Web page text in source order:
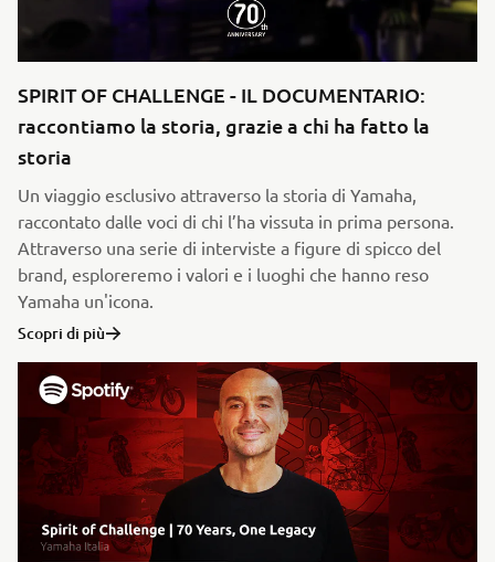
SPIRIT OF CHALLENGE - IL DOCUMENTARIO:
raccontiamo la storia, grazie a chi ha fatto la
storia
Un viaggio esclusivo attraverso la storia di Yamaha,
raccontato dalle voci di chi l’ha vissuta in prima persona.
Attraverso una serie di interviste a figure di spicco del
brand, esploreremo i valori e i luoghi che hanno reso
Yamaha un'icona.
Scopri di più